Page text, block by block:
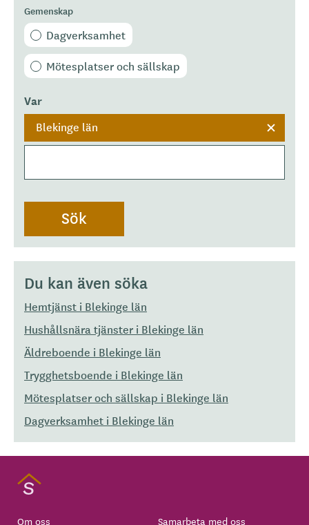
Gemenskap
Dagverksamhet
Mötesplatser och sällskap
Var
Blekinge län
Du kan även söka
Hemtjänst i Blekinge län
Hushållsnära tjänster i Blekinge län
Äldreboende i Blekinge län
Trygghetsboende i Blekinge län
Mötesplatser och sällskap i Blekinge län
Dagverksamhet i Blekinge län
Om oss Samarbeta med oss